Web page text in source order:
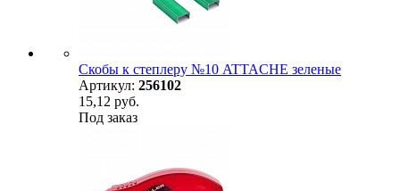
Скобы к степлеру №10 ATTACHE зеленые
Артикул: 256102
15,12 руб.
Под заказ